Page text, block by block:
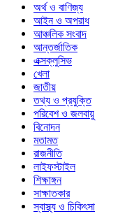
অর্থ ও বাণিজ্য
আইন ও অপরাধ
আঞ্চলিক সংবাদ
আন্তর্জাতিক
এক্সক্লুসিভ
খেলা
জাতীয়
তথ্য ও প্রযুক্তি
পরিবেশ ও জলবায়ু
বিনোদন
মতামত
রাজনীতি
লাইফস্টাইল
শিক্ষাঙ্গন
সাক্ষাতকার
স্বাস্থ্য ও চিকিৎসা